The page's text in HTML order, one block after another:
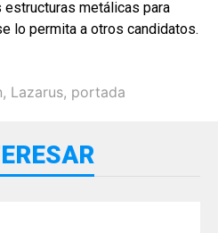
estructuras metálicas para
lo permita a otros candidatos.
, Lazarus, portada